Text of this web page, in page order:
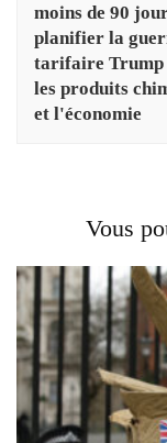
moins de 90
planifier la
tarifaire Trump
les produits
et l'économie
Vous